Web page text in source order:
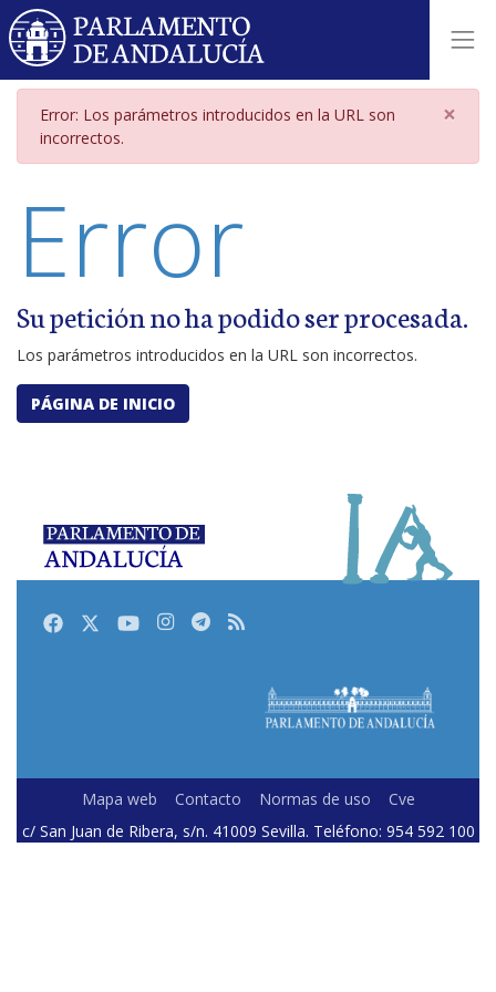
Página de error por parámetros
Error: Los parámetros introducidos en la URL son
incorrectos.
×
Error
Su petición no ha podido ser procesada.
Los parámetros introducidos en la URL son incorrectos.
PÁGINA DE INICIO
FacebookTwitterYoutubeInstagram
Telegram
RSS
Mapa web Contacto Normas de uso
Cve
c/ San Juan de Ribera, s/n. 41009 Sevilla. Teléfono: 954 592 100